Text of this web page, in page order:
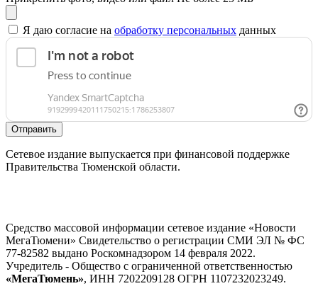
Я даю согласие на обработку персональных данных
Отправить
Сетевое издание выпускается при финансовой поддержке
Правительства Тюменской области.
Средство массовой информации сетевое издание «Новости
МегаТюмени» Свидетельство о регистрации СМИ ЭЛ № ФС
77-82582 выдано Роскомнадзором 14 февраля 2022.
Учредитель - Общество с ограниченной ответственностью
«МегаТюмень», ИНН 7202209128 ОГРН 1107232023249.